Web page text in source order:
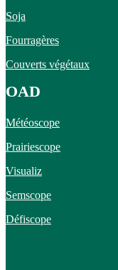
Soja
Fourragères
Couverts végétaux
OAD
Météoscope
Prairiescope
Visualiz
Semscope
Défiscope